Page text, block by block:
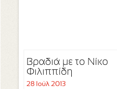
Βραδιά με το Νίκο
Φιλιππίδη
28 Ιούλ 2013